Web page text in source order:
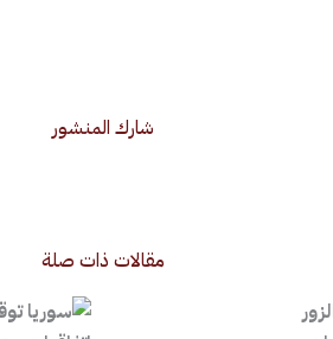
شارك المنشور
مقالات ذات صلة